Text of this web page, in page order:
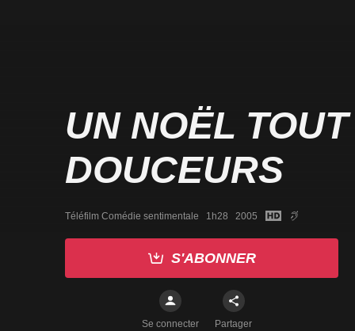
UN NOËL
DOUCEURS
Téléfilm Comédie sentimentale   1h28   2005
S'ABONNER
Se connecter Partager